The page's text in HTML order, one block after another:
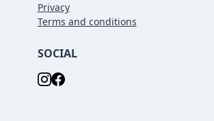
Privacy
Terms and conditions
SOCIAL